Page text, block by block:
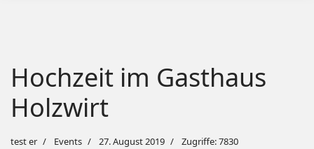
Hochzeit im Gasthaus
Holzwirt
test er Events 27. August 2019 Zugriffe: 7830